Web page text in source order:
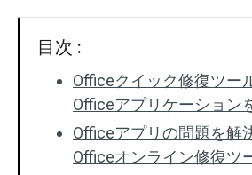
目次 :
Officeクイック修復ツー
Officeアプリケーション
Officeアプリの問題を解
Officeオンライン修復ツ